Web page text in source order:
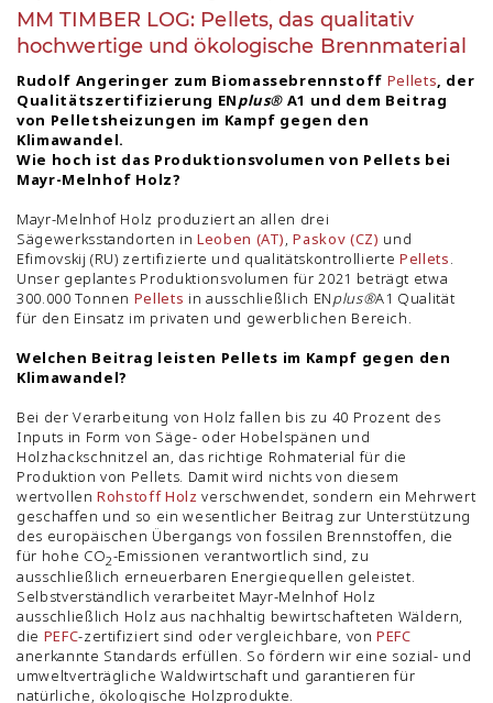
MM TIMBER LOG: Pellets, das qualitativ
hochwertige und ökologische Brennmaterial
Rudolf Angeringer zum Biomassebrennstoff Pellets, der
Qualitätszertifizierung ENplus® A1 und dem Beitrag
von Pelletsheizungen im Kampf gegen den
Klimawandel.
Wie hoch ist das Produktionsvolumen von Pellets bei
Mayr-Melnhof Holz?
Mayr-Melnhof Holz produziert an allen drei
Sägewerksstandorten in Leoben (AT),Paskov (CZ) und
Efimovskij (RU) zertifizierte und qualitätskontrolliertePellets.
Unser geplantes Produktionsvolumen für 2021 beträgt etwa
300.000 Tonnen Pellets in ausschließlich ENplus®A1 Qualität
für den Einsatz im privaten und gewerblichen Bereich.
Welchen Beitrag leisten Pellets im Kampf gegen den
Klimawandel?
Bei der Verarbeitung von Holz fallen bis zu 40 Prozent des
Inputs in Form von Säge- oder Hobelspänen und
Holzhackschnitzel an, das richtige Rohmaterial für die
Produktion von Pellets. Damit wird nichts von diesem
wertvollenRohstoff Holz verschwendet, sondern ein Mehrwert
geschaffen und so ein wesentlicher Beitrag zur Unterstützung
des europäischen Übergangs von fossilen Brennstoffen, die
für hohe CO2-Emissionen verantwortlich sind, zu
ausschließlich erneuerbaren Energiequellen geleistet.
Selbstverständlich verarbeitet Mayr-Melnhof Holz
ausschließlich Holz aus nachhaltig bewirtschafteten Wäldern,
die PEFC-zertifiziert sind oder vergleichbare, vonPEFC
anerkannte Standards erfüllen. So fördern wir eine sozial- und
umweltverträgliche Waldwirtschaft und garantieren für
natürliche, ökologische Holzprodukte.